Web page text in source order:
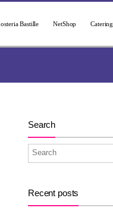
osteria Bastille NetShop Catering
Search
Recent posts